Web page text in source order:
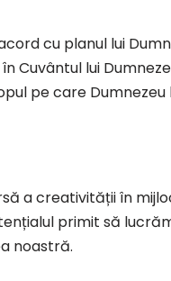
cu planul lui
lui
pe care
a creativității în
primit să
noastră.